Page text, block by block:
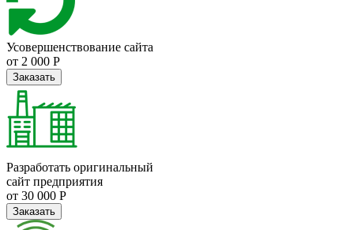
Усовершенствование сайта
от 2 000 Р
Заказать
Разработать оригинальный
сайт предприятия
от 30 000 Р
Заказать